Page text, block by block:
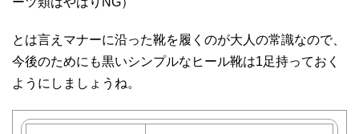
とは言えマナーに沿った靴を履くのが大人の常識なので、
今後のためにも黒いシンプルなヒール靴は1足持っておく
ようにしましょうね。